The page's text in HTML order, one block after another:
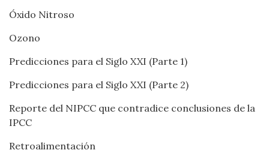
Óxido Nitroso
Ozono
Predicciones para el Siglo XXI (Parte 1)
Predicciones para el Siglo XXI (Parte 2)
Reporte del NIPCC que contradice conclusiones de la
IPCC
Retroalimentación